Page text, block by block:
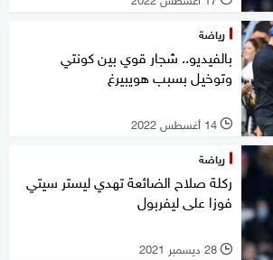
رياضة
بالفيديو.. شجار قوي بين كونتي
وتوخيل بسبب هويبيرغ
l 14 أغسطس 2022
رياضة
ركلة صلاح الضائعة تهدي ليستر سيتي
فوزا على ليفربول
l 28 ديسمبر 2021